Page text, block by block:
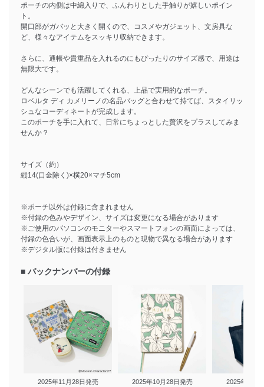
ポーチの内側は中綿入りで、ふんわりとした手触りが嬉しいポイン
ト。
開口部がガバッと大きく開くので、コスメやガジェット、文房具な
ど、様々なアイテムをスッキリ収納できます。
さらに、通帳や貴重品を入れるのにもぴったりのサイズ感で、用途は
無限大です。
どんなシーンでも活躍してくれる、上品で実用的なポーチ。
ロベルタ ディ カメリーノの名品バッグと合わせて持てば、スタイリッ
シュなコーディネートが完成します。
このポーチを手に入れて、日常にちょっとした贅沢をプラスしてみま
せんか？
サイズ（約）
縦14(口金除く)×横20×マチ5cm
※ポーチ以外は付録に含まれません
※付録の色みやデザイン、サイズは変更になる場合があります
※ご使用のパソコンのモニターやスマートフォンの画面によっては、
付録の色合いが、画面表示上のものと現物で異なる場合があります
※デジタル版に付録は付きません
■ バックナンバーの付録
2025年11月28日発売 2025年10月28日発売 2025年09月